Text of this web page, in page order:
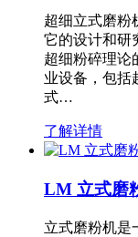
超细立式磨粉
它的设计和研
超细粉碎理论
业设备，包括
式…
了解详情
LM 立式磨
立式磨粉机是